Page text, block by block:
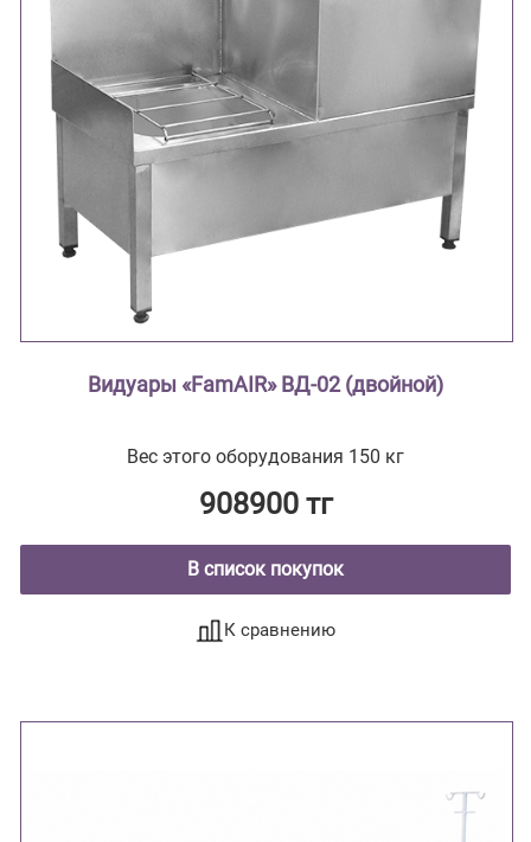
Видуары «FamAIR» ВД-02 (двойной)
Вес этого оборудования 150 кг
908900 тг
В список покупок
К сравнению